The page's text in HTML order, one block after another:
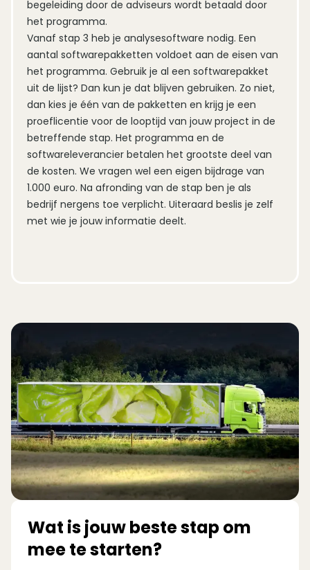
begeleiding door de adviseurs wordt betaald door
het programma.
Vanaf stap 3 heb je analysesoftware nodig. Een
aantal softwarepakketten voldoet aan de eisen van
het programma. Gebruik je al een softwarepakket
uit de lijst? Dan kun je dat blijven gebruiken. Zo niet,
dan kies je één van de pakketten en krijg je een
proeflicentie voor de looptijd van jouw project in de
betreffende stap. Het programma en de
softwareleverancier betalen het grootste deel van
de kosten. We vragen wel een eigen bijdrage van
1.000 euro. Na afronding van de stap ben je als
bedrijf nergens toe verplicht. Uiteraard beslis je zelf
met wie je jouw informatie deelt.
Wat is jouw beste stap om
mee te starten?